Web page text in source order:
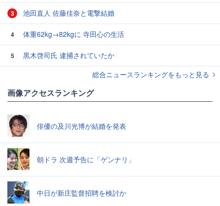
3 池田直人 佐藤佳奈と電撃結婚
4 体重62kg→82kgに 寺田心の生活
5
黒木啓司氏 逮捕されていたか
総合ニュースランキングをもっと見る
画像アクセスランキング
俳優の及川光博が結婚を発表
朝ドラ 次週予告に「ゲンナリ」
中日が新庄監督招聘を検討か